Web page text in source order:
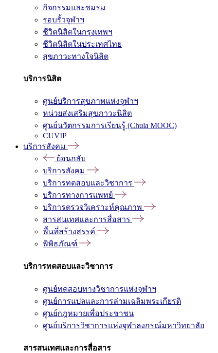
กิจกรรมและชมรม
รอบรั้วจุฬาฯ
ชีวิตนิสิตในกรุงเทพฯ
ชีวิตนิสิตในประเทศไทย
สุขภาวะทางใจนิสิต
บริการนิสิต
ศูนย์บริการสุขภาพแห่งจุฬาฯ
หน่วยส่งเสริมสุขภาวะนิสิต
ศูนย์นวัตกรรมการเรียนรู้ (Chula MOOC)
CUVIP
บริการสังคม
ย้อนกลับ
บริการสังคม
บริการทดสอบและวิชาการ
บริการทางการแพทย์
บริการตรวจวิเคราะห์คุณภาพ
สารสนเทศและการสื่อสาร
พื้นที่สร้างสรรค์
พิพิธภัณฑ์
บริการทดสอบและวิชาการ
ศูนย์ทดสอบทางวิชาการแห่งจุฬาฯ
ศูนย์การแปลและการล่ามเฉลิมพระเกียรติ
ศูนย์กฎหมายเพื่อประชาชน
ศูนย์บริการวิชาการแห่งจุฬาลงกรณ์มหาวิทยาลัย
สารสนเทศและการสื่อสาร